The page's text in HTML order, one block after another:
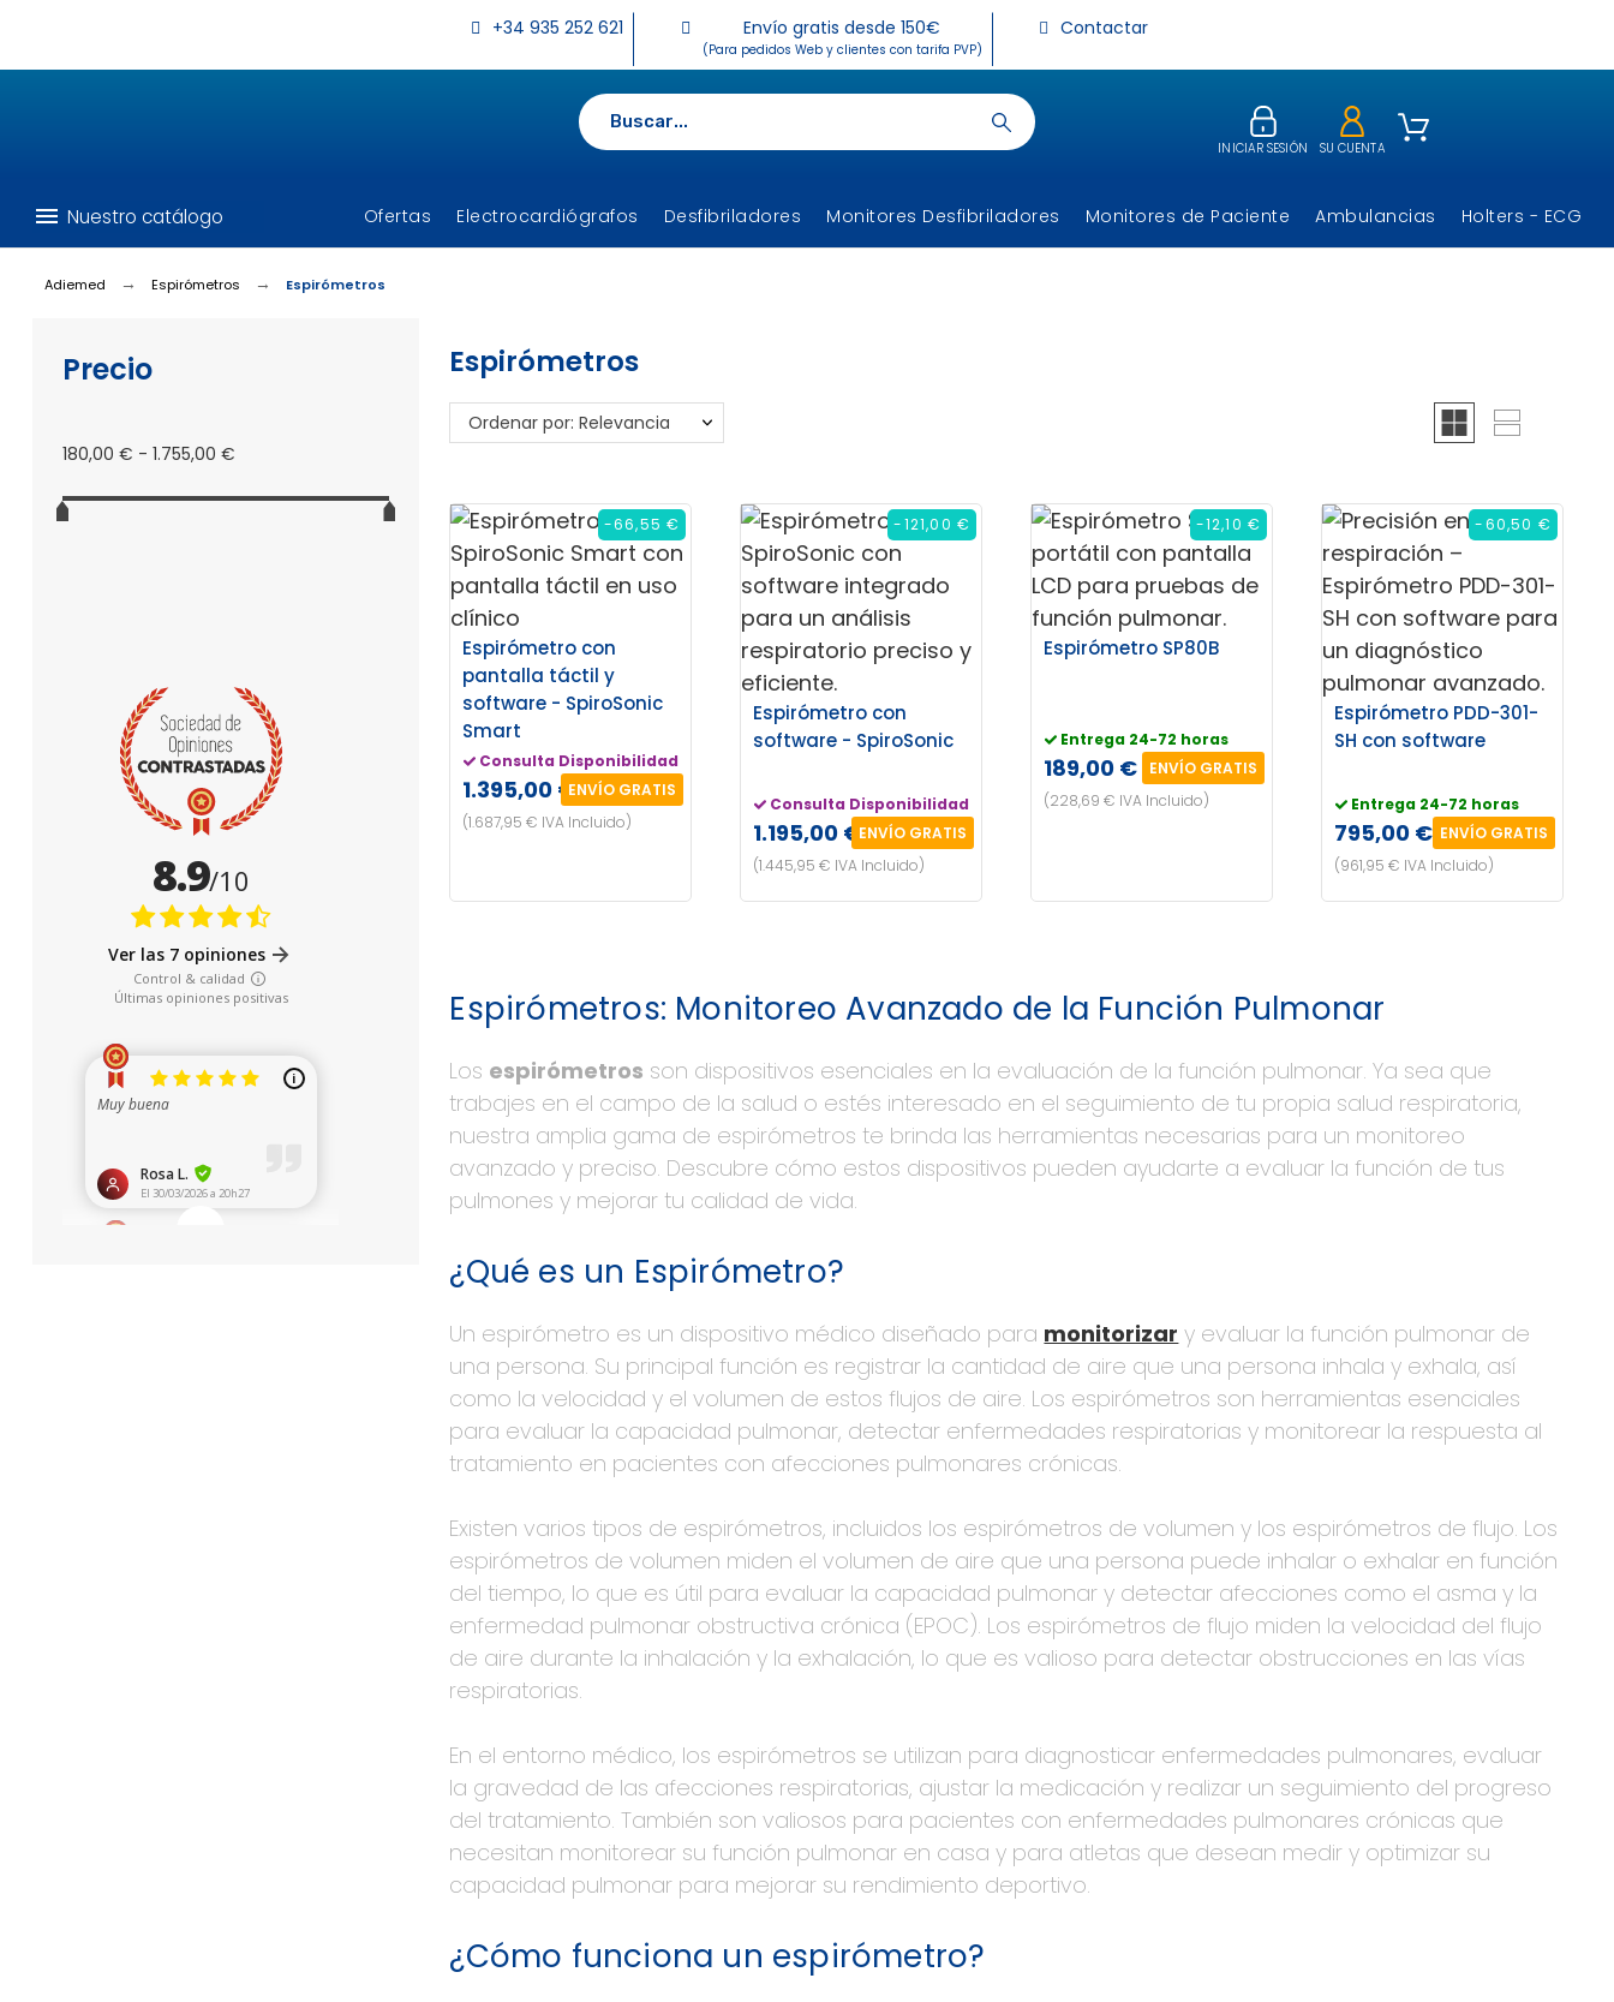
+34 935 252 621 Envío gratis desde 150€
(Para pedidos Web y clientes con tarifa PVP)
Contactar
INICIAR SESIÓN SU CUENTA
menu Nuestro catálogo Ofertas Electrocardiógrafos Desfibriladores Monitores Desfibriladores Monitores de Paciente Ambulancias Holters - ECG
Adiemed Espirómetros Espirómetros
Precio
180,00 € - 1.755,00 €
Espirómetros
Ordenar por: Relevancia
Espirómetro con
pantalla táctil y
software - SpiroSonic
Smart
Consulta Disponibilidad
1.395,00 €ENVÍO GRATIS
(1.687,95 € IVA Incluido)
-66,55 €
Espirómetro con
software - SpiroSonic
Consulta Disponibilidad
1.195,00 €ENVÍO GRATIS
(1.445,95 € IVA Incluido)
-121,00 €
Espirómetro SP80B
Entrega 24-72 horas
189,00 €
ENVÍO GRATIS
(228,69 € IVA Incluido)
-12,10 €
Espirómetro PDD-301-
SH con software
Entrega 24-72 horas
795,00 € ENVÍO GRATIS
(961,95 € IVA Incluido)
-60,50 €
Espirómetros: Monitoreo Avanzado de la Función Pulmonar
Los espirómetros son dispositivos esenciales en la evaluación de la función pulmonar. Ya sea que
trabajes en el campo de la salud o estés interesado en el seguimiento de tu propia salud respiratoria,
nuestra amplia gama de espirómetros te brinda las herramientas necesarias para un monitoreo
avanzado y preciso. Descubre cómo estos dispositivos pueden ayudarte a evaluar la función de tus
pulmones y mejorar tu calidad de vida.
¿Qué es un Espirómetro?
Un espirómetro es un dispositivo médico diseñado para monitorizar y evaluar la función pulmonar de
una persona. Su principal función es registrar la cantidad de aire que una persona inhala y exhala, así
como la velocidad y el volumen de estos flujos de aire. Los espirómetros son herramientas esenciales
para evaluar la capacidad pulmonar, detectar enfermedades respiratorias y monitorear la respuesta al
tratamiento en pacientes con afecciones pulmonares crónicas.
Existen varios tipos de espirómetros, incluidos los espirómetros de volumen y los espirómetros de flujo. Los
espirómetros de volumen miden el volumen de aire que una persona puede inhalar o exhalar en función
del tiempo, lo que es útil para evaluar la capacidad pulmonar y detectar afecciones como el asma y la
enfermedad pulmonar obstructiva crónica (EPOC). Los espirómetros de flujo miden la velocidad del flujo
de aire durante la inhalación y la exhalación, lo que es valioso para detectar obstrucciones en las vías
respiratorias.
En el entorno médico, los espirómetros se utilizan para diagnosticar enfermedades pulmonares, evaluar
la gravedad de las afecciones respiratorias, ajustar la medicación y realizar un seguimiento del progreso
del tratamiento. También son valiosos para pacientes con enfermedades pulmonares crónicas que
necesitan monitorear su función pulmonar en casa y para atletas que desean medir y optimizar su
capacidad pulmonar para mejorar su rendimiento deportivo.
¿Cómo funciona un espirómetro?